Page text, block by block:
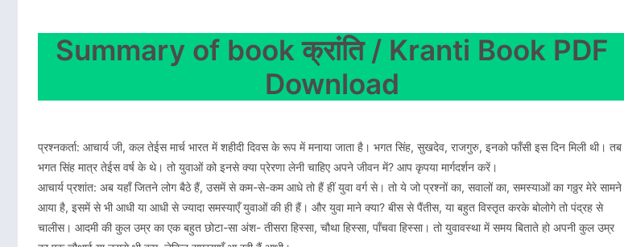
Summary of book क्रांति / Kranti Book PDF
Download
प्रश्नकर्ता: आचार्य जी, कल तेईस मार्च भारत में शहीदी दिवस के रूप में मनाया जाता है। भगत सिंह, सुखदेव, राजगुरु, इनको फाँसी इस दिन मिली थी। तब
भगत सिंह मात्र तेईस वर्ष के थे। तो युवाओं को इनसे क्या प्रेरणा लेनी चाहिए अपने जीवन में? आप कृपया मार्गदर्शन करें।
आचार्य प्रशांत: अब यहाँ जितने लोग बैठे हैं, उसमें से कम-से-कम आधे तो हैं हीं युवा वर्ग से। तो ये जो प्रश्नों का, सवालों का, समस्याओं का गठ्ठर मेरे सामने
आया है, इसमें से भी आधी या आधी से ज्यादा समस्याएँ युवाओं की ही हैं। और युवा माने क्या? बीस से पैंतीस, या बहुत विस्तृत करके बोलोगे तो पंद्रह से
चालीस। आदमी की कुल उम्र का एक बहुत छोटा-सा अंश- तीसरा हिस्सा, चौथा हिस्सा, पाँचवा हिस्सा। तो युवावस्था में समय बिताते हो अपनी कुल उम्र